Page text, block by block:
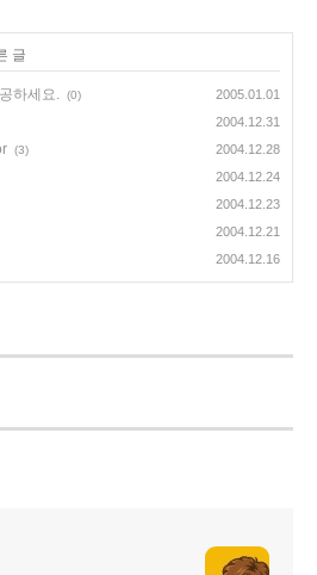
글
하세요. (0) 2005.01.01
2004.12.31
(3) 2004.12.28
2004.12.24
2004.12.23
2004.12.21
2004.12.16